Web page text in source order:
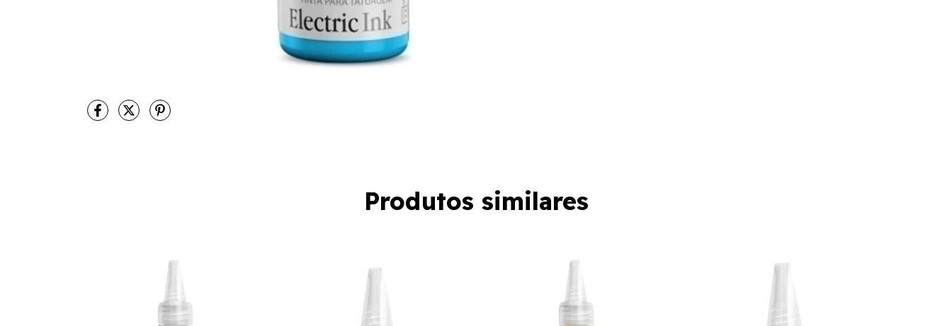
Produtos similares